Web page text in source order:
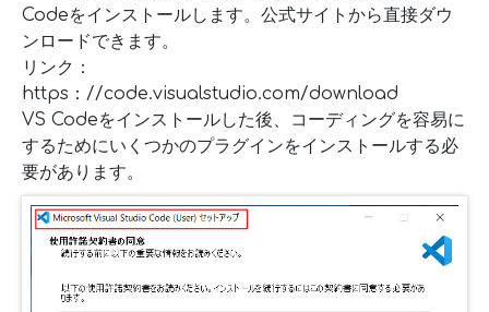
Codeをインストールします。公式サイトから直接ダウ
ンロードできます。
リンク：
https：//code.visualstudio.com/download
VS Codeをインストールした後、コーディングを容易に
するためにいくつかのプラグインをインストールする必
要があります。